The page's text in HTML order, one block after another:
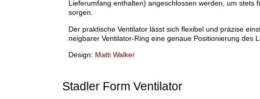
Lieferumfang enthalten) angeschlossen werden, um stets
sorgen.
Der praktische Ventilator lässt sich flexibel und präzise
neigbarer Ventilator-Ring eine genaue Positionierung des
Design: Matti Walker
Stadler Form Ventilator